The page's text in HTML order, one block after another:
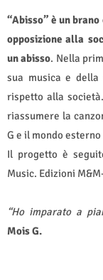
“Abisso” è un
opposizione alla
un abisso. Nella
sua musica e
rispetto alla
riassumere la
G e il mondo esterno
Il progetto è
Music. Edizioni
“Ho imparato a
Mois G.